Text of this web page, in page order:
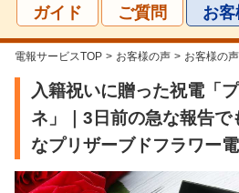
ガイド
ご質問
お客
電報サービスTOP > お客様の声 > お客様の
入籍祝いに贈った祝電「
ネ」｜3日前の急な報告で
なプリザーブドフラワー